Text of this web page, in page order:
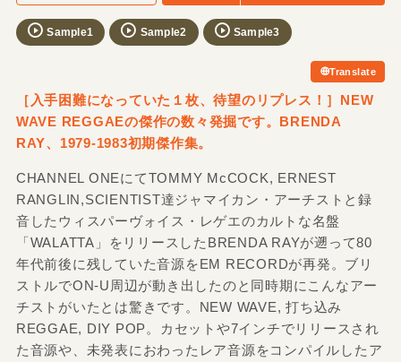
Sample1 Sample2 Sample3
Translate
［入手困難になっていた１枚、待望のリプレス！］NEW
WAVE REGGAEの傑作の数々発掘です。BRENDA
RAY、1979-1983初期傑作集。
CHANNEL ONEにてTOMMY McCOCK, ERNEST
RANGLIN,SCIENTIST達ジャマイカン・アーチストと録
音したウィスパーヴォイス・レゲエのカルトな名盤
「WALATTA」をリリースしたBRENDA RAYが遡って80
年代前後に残していた音源をEM RECORDが再発。ブリ
ストルでON-U周辺が動き出したのと同時期にこんなアー
チストがいたとは驚きです。NEW WAVE, 打ち込み
REGGAE, DIY POP。カセットや7インチでリリースされ
た音源や、未発表におわったレア音源をコンパイルしたア